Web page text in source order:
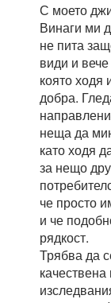
С моето
Винаги ми
не пита
види и
която ходя
добра.
неща да
като ходя
за нещо
че просто
и че
рядкост.
Трябва да